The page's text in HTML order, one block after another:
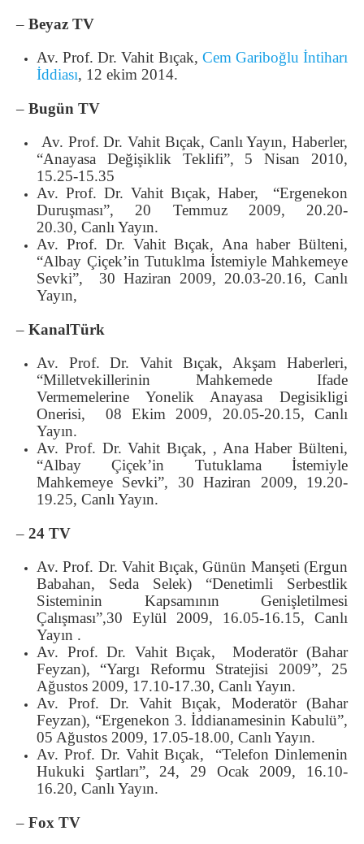
– Beyaz TV
Av. Prof. Dr. Vahit Bıçak, Cem Gariboğlu İntiharı
İddiası, 12 ekim 2014.
– Bugün TV
Av. Prof. Dr. Vahit Bıçak, Canlı Yayın, Haberler,
“Anayasa Değişiklik Teklifi”, 5 Nisan 2010,
15.25-15.35
Av. Prof. Dr. Vahit Bıçak, Haber, “Ergenekon
Duruşması”, 20 Temmuz 2009, 20.20-
20.30, Canlı Yayın.
Av. Prof. Dr. Vahit Bıçak, Ana haber Bülteni,
“Albay Çiçek’in Tutuklma İstemiyle Mahkemeye
Sevki”, 30 Haziran 2009, 20.03-20.16, Canlı
Yayın,
– KanalTürk
Av. Prof. Dr. Vahit Bıçak, Akşam Haberleri,
“Milletvekillerinin Mahkemede Ifade
Vermemelerine Yonelik Anayasa Degisikligi
Onerisi, 08 Ekim 2009, 20.05-20.15, Canlı
Yayın.
Av. Prof. Dr. Vahit Bıçak, , Ana Haber Bülteni,
“Albay Çiçek’in Tutuklama İstemiyle
Mahkemeye Sevki”, 30 Haziran 2009, 19.20-
19.25, Canlı Yayın.
– 24 TV
Av. Prof. Dr. Vahit Bıçak, Günün Manşeti (Ergun
Babahan, Seda Selek) “Denetimli Serbestlik
Sisteminin Kapsamının Genişletilmesi
Çalışması”,30 Eylül 2009, 16.05-16.15, Canlı
Yayın .
Av. Prof. Dr. Vahit Bıçak, Moderatör (Bahar
Feyzan), “Yargı Reformu Stratejisi 2009”, 25
Ağustos 2009, 17.10-17.30, Canlı Yayın.
Av. Prof. Dr. Vahit Bıçak, Moderatör (Bahar
Feyzan), “Ergenekon 3. İddianamesinin Kabulü”,
05 Ağustos 2009, 17.05-18.00, Canlı Yayın.
Av. Prof. Dr. Vahit Bıçak, “Telefon Dinlemenin
Hukuki Şartları”, 24, 29 Ocak 2009, 16.10-
16.20, Canlı Yayın.
– Fox TV